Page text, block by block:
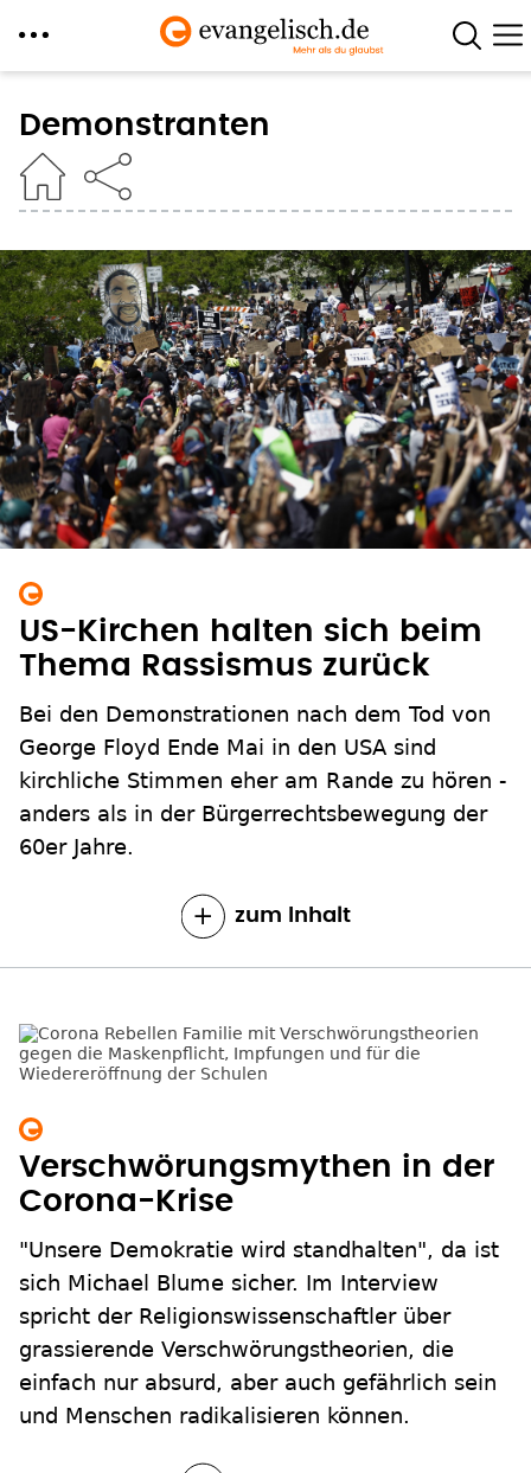
zum
Inhalt
Demonstranten
US-Kirchen halten sich beim
Thema Rassismus zurück
Bei den Demonstrationen nach dem Tod von
George Floyd Ende Mai in den USA sind
kirchliche Stimmen eher am Rande zu hören -
anders als in der Bürgerrechtsbewegung der
60er Jahre.
zum Inhalt
Verschwörungsmythen in der
Corona-Krise
"Unsere Demokratie wird standhalten", da ist
sich Michael Blume sicher. Im Interview
spricht der Religionswissenschaftler über
grassierende Verschwörungstheorien, die
einfach nur absurd, aber auch gefährlich sein
und Menschen radikalisieren können.